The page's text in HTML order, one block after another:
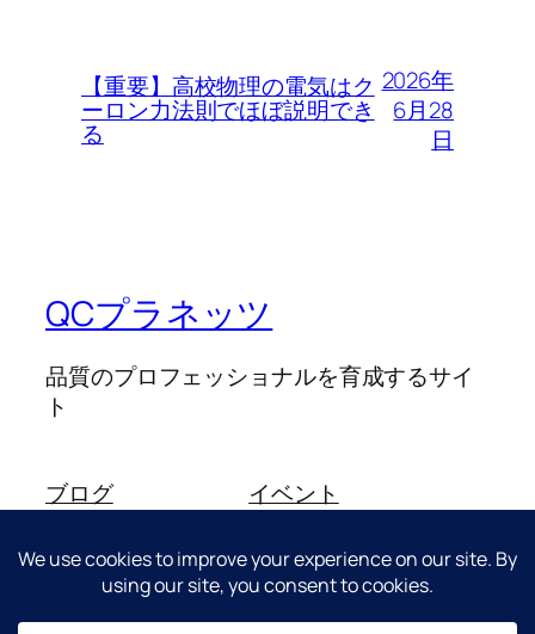
【重要】高校物理の電気はク
ーロン力法則でほぼ説明でき
る
2026年
6月28
日
QCプラネッツ
品質のプロフェッショナルを育成するサイ
ト
ブログ
よくある質問
投稿者
イベント
パターン
テーマ